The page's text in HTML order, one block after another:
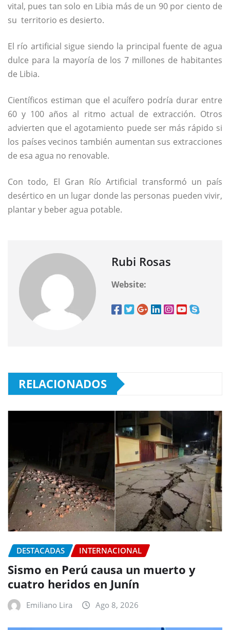
vital, pues tan solo en Libia más de un 90 por ciento de
su territorio es desierto.
El río artificial sigue siendo la principal fuente de agua
dulce para la mayoría de los 7 millones de habitantes
de Libia.
Científicos estiman que el acuífero podría durar entre
60 y 100 años al ritmo actual de extracción. Otros
advierten que el agotamiento puede ser más rápido si
los países vecinos también aumentan sus extracciones
de esa agua no renovable.
Con todo, El Gran Río Artificial transformó un país
desértico en un lugar donde las personas pueden vivir,
plantar y beber agua potable.
Rubi Rosas
Website:
RELACIONADOS
DESTACADAS INTERNACIONAL
Sismo en Perú causa un muerto y
cuatro heridos en Junín
Emiliano Lira Ago 8, 2026